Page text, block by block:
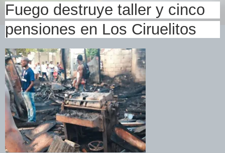
Fuego destruye taller y cinco
pensiones en Los Ciruelitos